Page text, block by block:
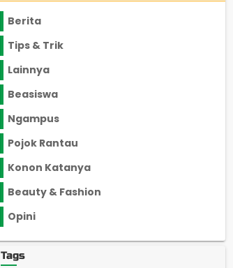
Berita
Tips & Trik
Lainnya
Beasiswa
Ngampus
Pojok Rantau
Konon Katanya
Beauty & Fashion
Opini
Tags